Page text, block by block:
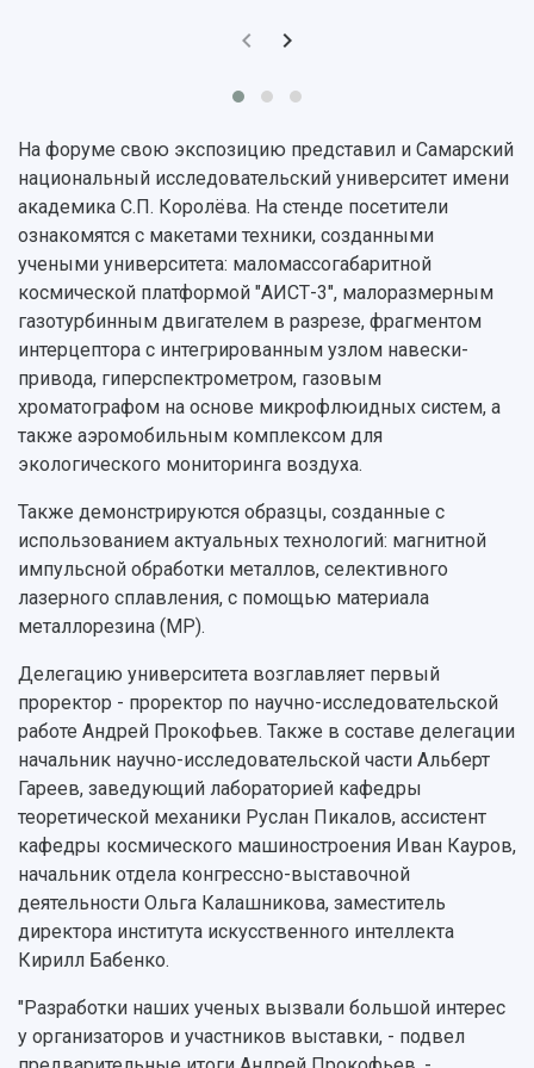
3D-тур по университету
Учебный аэродром
Центр истории авиационных двигателей
Ботанический сад
Умный дом бабочек
Международный межвузовский кампус
Сведения об образовательной организации
Официальные документы
Противодействие COVID-19
Научные конференции
Публикации и издания
На форуме свою экспозицию представил и Самарский
национальный исследовательский университет имени
академика С.П. Королёва. На стенде посетители
ознакомятся с макетами техники, созданными
учеными университета: маломассогабаритной
космической платформой "АИСТ-3", малоразмерным
газотурбинным двигателем в разрезе, фрагментом
интерцептора с интегрированным узлом навески-
привода, гиперспектрометром, газовым
хроматографом на основе микрофлюидных систем, а
также аэромобильным комплексом для
экологического мониторинга воздуха.
Также демонстрируются образцы, созданные с
использованием актуальных технологий: магнитной
импульсной обработки металлов, селективного
лазерного сплавления, с помощью материала
металлорезина (МР).
Делегацию университета возглавляет первый
проректор - проректор по научно-исследовательской
работе Андрей Прокофьев. Также в составе делегации
начальник научно-исследовательской части Альберт
Гареев, заведующий лабораторией кафедры
теоретической механики Руслан Пикалов, ассистент
кафедры космического машиностроения Иван Кауров,
начальник отдела конгрессно-выставочной
деятельности Ольга Калашникова, заместитель
директора института искусственного интеллекта
Кирилл Бабенко.
"Разработки наших ученых вызвали большой интерес
у организаторов и участников выставки, - подвел